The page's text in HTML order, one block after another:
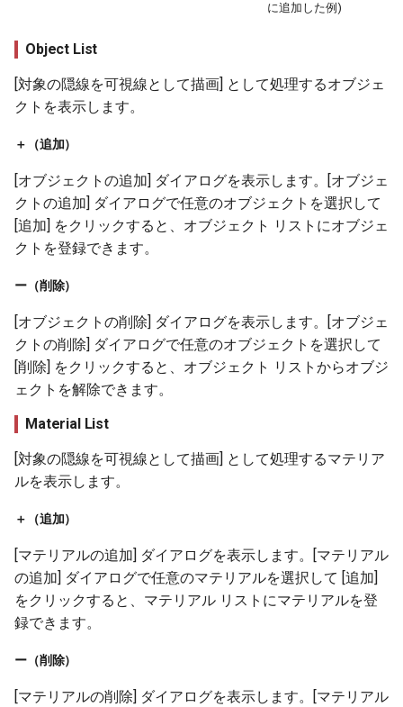
に追加した例)
Object List
[対象の隠線を可視線として描画] として処理するオブジェ
クトを表示します。
＋（追加）
[オブジェクトの追加] ダイアログを表示します。[オブジェ
クトの追加] ダイアログで任意のオブジェクトを選択して
[追加] をクリックすると、オブジェクト リストにオブジェ
クトを登録できます。
ー（削除）
[オブジェクトの削除] ダイアログを表示します。[オブジェ
クトの削除] ダイアログで任意のオブジェクトを選択して
[削除] をクリックすると、オブジェクト リストからオブジ
ェクトを解除できます。
Material List
[対象の隠線を可視線として描画] として処理するマテリア
ルを表示します。
＋（追加）
[マテリアルの追加] ダイアログを表示します。[マテリアル
の追加] ダイアログで任意のマテリアルを選択して [追加]
をクリックすると、マテリアル リストにマテリアルを登
録できます。
ー（削除）
[マテリアルの削除] ダイアログを表示します。[マテリアル